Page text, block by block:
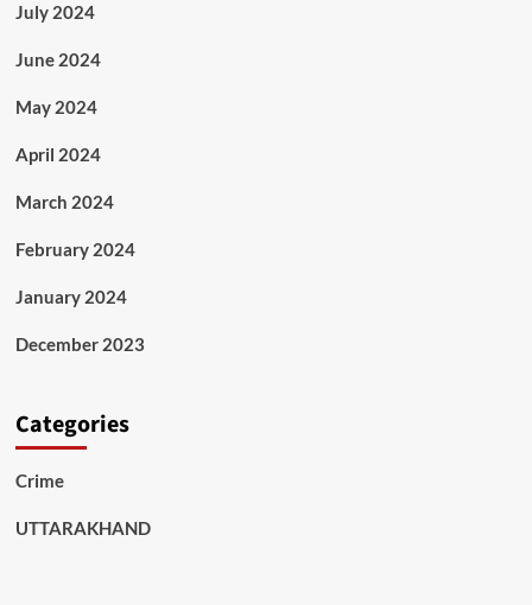
July 2024
June 2024
May 2024
April 2024
March 2024
February 2024
January 2024
December 2023
Categories
Crime
UTTARAKHAND